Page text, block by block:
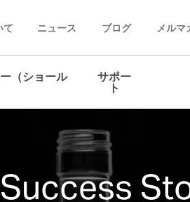
て ニュース ブログ メルマ
（ショール サポー
ト